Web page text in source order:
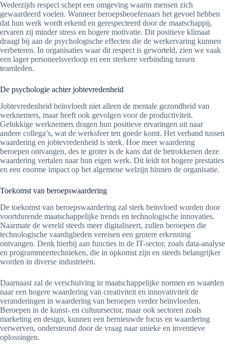
Wederzijds respect schept een omgeving waarin mensen zich
gewaardeerd voelen. Wanneer beroepsbeoefenaars het gevoel hebben
dat hun werk wordt erkend en gerespecteerd door de maatschappij,
ervaren zij minder stress en hogere motivatie. Dit positieve klimaat
draagt bij aan de psychologische effecten die de werkervaring kunnen
verbeteren. In organisaties waar dit respect is geworteld, zien we vaak
een lager personeelsverloop en een sterkere verbinding tussen
teamleden.
De psychologie achter jobtevredenheid
Jobtevredenheid beïnvloedt niet alleen de mentale gezondheid van
werknemers, maar heeft ook gevolgen voor de productiviteit.
Gelukkige werknemers dragen hun positieve ervaringen uit naar
andere collega’s, wat de werksfeer ten goede komt. Het verband tussen
waardering en jobtevredenheid is sterk. Hoe meer waardering
beroepen ontvangen, des te groter is de kans dat de betrokkenen deze
waardering vertalen naar hun eigen werk. Dit leidt tot hogere prestaties
en een enorme impact op het algemene welzijn binnen de organisatie.
Toekomst van beroepswaardering
De toekomst van beroepswaardering zal sterk beïnvloed worden door
voortdurende maatschappelijke trends en technologische innovaties.
Naarmate de wereld steeds meer digitaliseert, zullen beroepen die
technologische vaardigheden vereisen een grotere erkenning
ontvangen. Denk hierbij aan functies in de IT-sector, zoals data-analyse
en programmeertechnieken, die in opkomst zijn en steeds belangrijker
worden in diverse industrieën.
Daarnaast zal de verschuiving in maatschappelijke normen en waarden
naar een hogere waardering van creativiteit en innovativiteit de
veranderingen in waardering van beroepen verder beïnvloeden.
Beroepen in de kunst- en cultuursector, maar ook sectoren zoals
marketing en design, kunnen een hernieuwde focus en waardering
verwerven, ondersteund door de vraag naar unieke en inventieve
oplossingen.